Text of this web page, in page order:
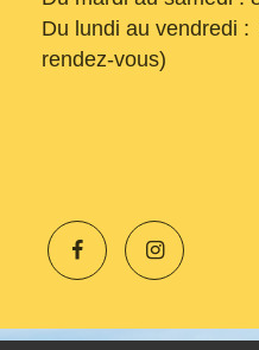
Du lundi au vendredi
rendez-vous)